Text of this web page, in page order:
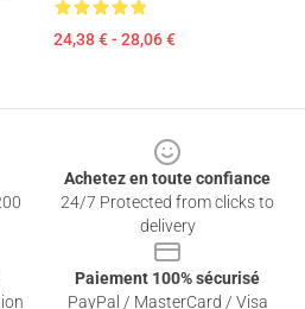
24,38 € - 28,06 €
Achetez en toute confiance
24/7 Protected from clicks to
delivery
Paiement 100% sécurisé
PayPal / MasterCard / Visa